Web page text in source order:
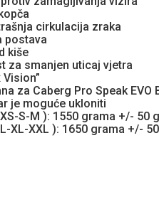
cirkulacija zraka
postava
kiše
za smanjen uticaj vjetra
za Caberg Pro Speak EVO
je moguće ukloniti
S-M ): 1550 grama +/- 50
XL-XXL ): 1650 grama +/-